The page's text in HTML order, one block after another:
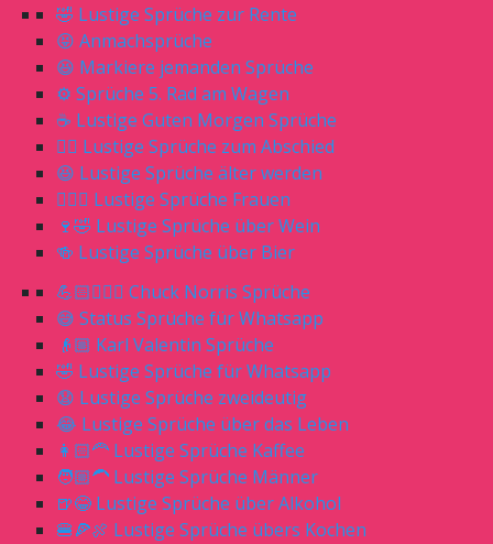
🤣 Lustige Sprüche zur Rente
😝 Anmachsprüche
😆 Markiere jemanden Sprüche
⚙️ Sprüche 5. Rad am Wagen
☕️ Lustige Guten Morgen Sprüche
🖐🏻 Lustige Sprüche zum Abschied
😆 Lustige Sprüche älter werden
🙎🏼‍♀️ Lustige Sprüche Frauen
🍷🤣 Lustige Sprüche über Wein
🍻 Lustige Sprüche über Bier
💪🏻🧔🏼‍♂️ Chuck Norris Sprüche
😅 Status Sprüche für Whatsapp
👴🏼 Karl Valentin Sprüche
🤣 Lustige Sprüche für Whatsapp
😧 Lustige Sprüche zweideutig
😂 Lustige Sprüche über das Leben
👩🏻‍🦰 Lustige Sprüche Kaffee
🧑🏼‍🦱 Lustige Sprüche Männer
🍺😂 Lustige Sprüche über Alkohol
🍔🍕🍖 Lustige Sprüche übers Kochen